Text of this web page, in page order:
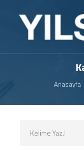
Anasayfa